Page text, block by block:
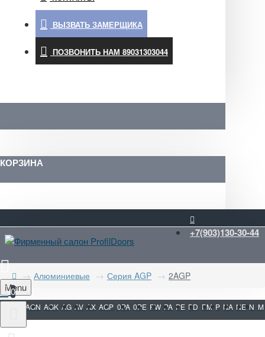
ВЫЗВАТЬ ЗАМЕРЩИКА
ПОЗВОНИТЬ НАМ 89031303044
КОРЗИНА
+7(903)130-30-44
Menu
0
Алюминиевые Серия AGP 2AGP
AGN AGK AG AV AX AGP 0PA 0PE PW PA PE PD PM P NA NE N M